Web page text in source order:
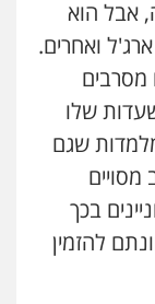
אבל הוא
ואחרים.
מסרבים
שלו
שגם
בכך
להזמין
דין לענייני